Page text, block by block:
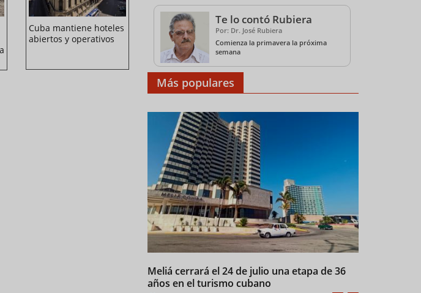
Cuba mantiene hoteles
abiertos y operativos
Grand Memories Santa
Maria, una escapada al
paraíso
Turismo cubano
impulsa talleres de
verano con enfoque
Te lo contó Rubiera
Por: Dr. José Rubiera
Comienza la primavera la próxima
semana
Más populares
Meliá cerrará el 24 de julio una etapa de 36
años en el turismo cubano